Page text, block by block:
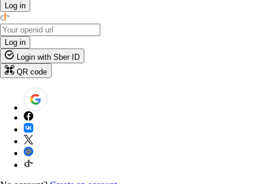
Log in
Log in
Login with Sber ID
QR code